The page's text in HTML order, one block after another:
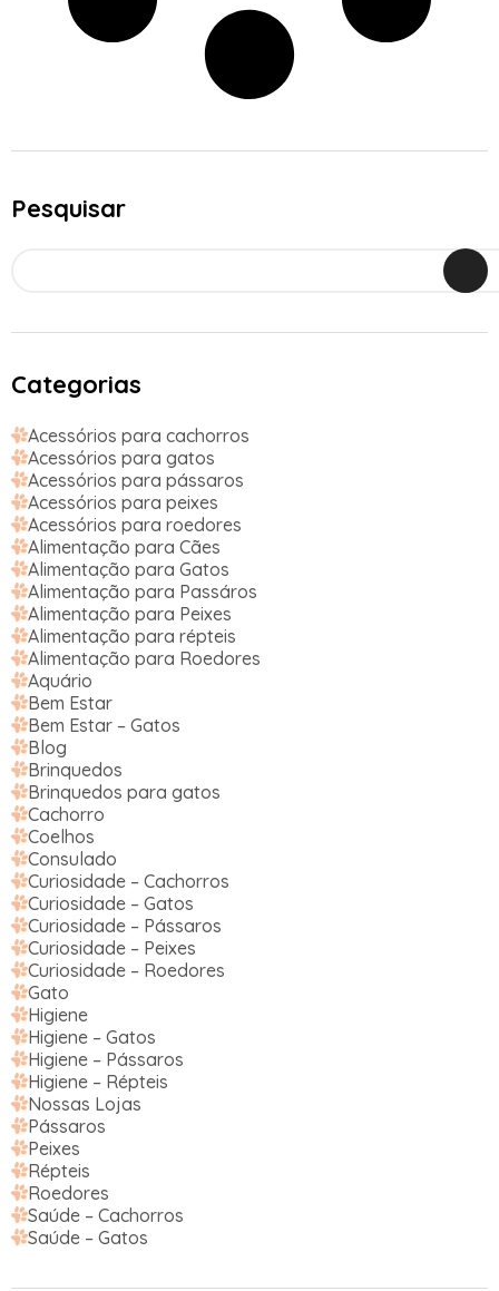
Pesquisar
Categorias
Acessórios para cachorros
Acessórios para gatos
Acessórios para pássaros
Acessórios para peixes
Acessórios para roedores
Alimentação para Cães
Alimentação para Gatos
Alimentação para Passáros
Alimentação para Peixes
Alimentação para répteis
Alimentação para Roedores
Aquário
Bem Estar
Bem Estar – Gatos
Blog
Brinquedos
Brinquedos para gatos
Cachorro
Coelhos
Consulado
Curiosidade – Cachorros
Curiosidade – Gatos
Curiosidade – Pássaros
Curiosidade – Peixes
Curiosidade – Roedores
Gato
Higiene
Higiene – Gatos
Higiene – Pássaros
Higiene – Répteis
Nossas Lojas
Pássaros
Peixes
Répteis
Roedores
Saúde – Cachorros
Saúde – Gatos